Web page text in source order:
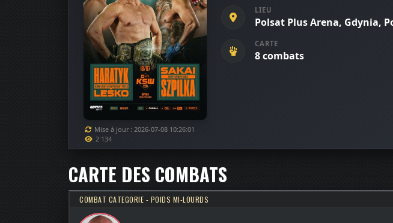
Mise à jour : 2026-07-08 10:26:01
2 134
LIEU
Polsat Plus Arena, Gdynia,
CARTE
8 combats
CARTE DES COMBATS
COMBAT CATEGORIE - POIDS MI-LOURDS